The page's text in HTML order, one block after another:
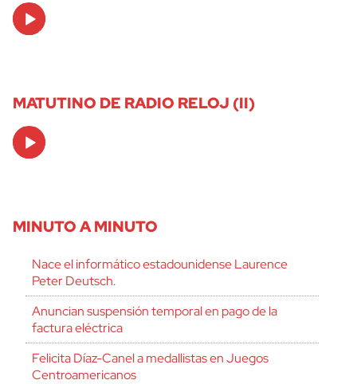
Audio
Player
MATUTINO DE RADIO RELOJ (II)
Audio
Player
MINUTO A MINUTO
Nace el informático estadounidense Laurence
Peter Deutsch.
Anuncian suspensión temporal en pago de la
factura eléctrica
Felicita Díaz-Canel a medallistas en Juegos
Centroamericanos